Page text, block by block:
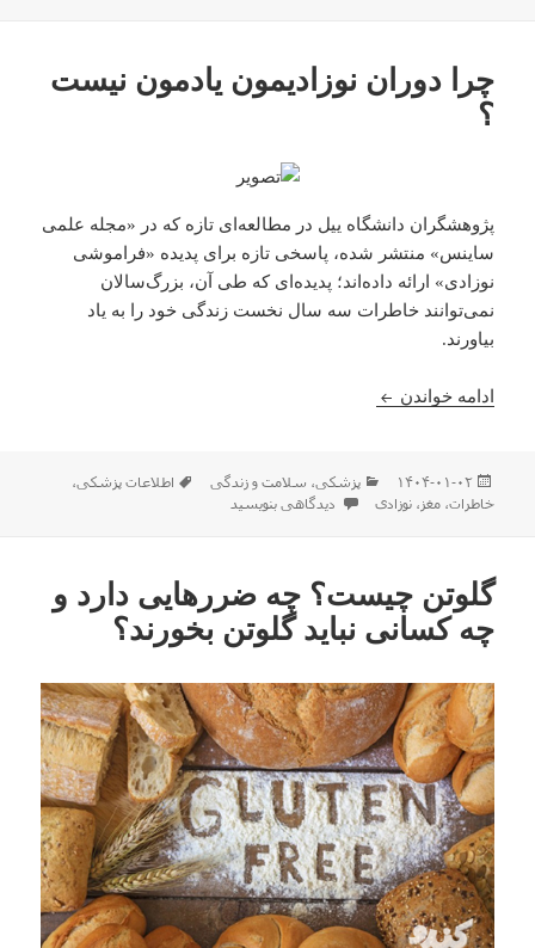
چرا دوران نوزادیمون یادمون نیست
؟
پژوهشگران دانشگاه ییل در مطالعه‌ای تازه که در «مجله علمی
ساینس» منتشر شده، پاسخی تازه برای پدیده «فراموشی
نوزادی» ارائه داده‌اند؛ پدیده‌ای که طی آن، بزرگ‌سالان
نمی‌توانند خاطرات سه سال نخست زندگی خود را به یاد
بیاورند.
ادامه خواندن چرا دوران نوزادیمون یادمون نیست ؟
ارسال
شده
۱۴۰۴-۰۱-۰۲ دسته‌ها
پزشکی، سلامت و زندگی برچسب‌ها
اطلاعات پزشکی،
خاطرات،مغز ،نوزادی برای چرا دوران نوزادیمون یادمون نیست ؟
دیدگاهی بنویسید
گلوتن چیست؟ چه ضررهایی دارد و
چه کسانی نباید گلوتن بخورند؟